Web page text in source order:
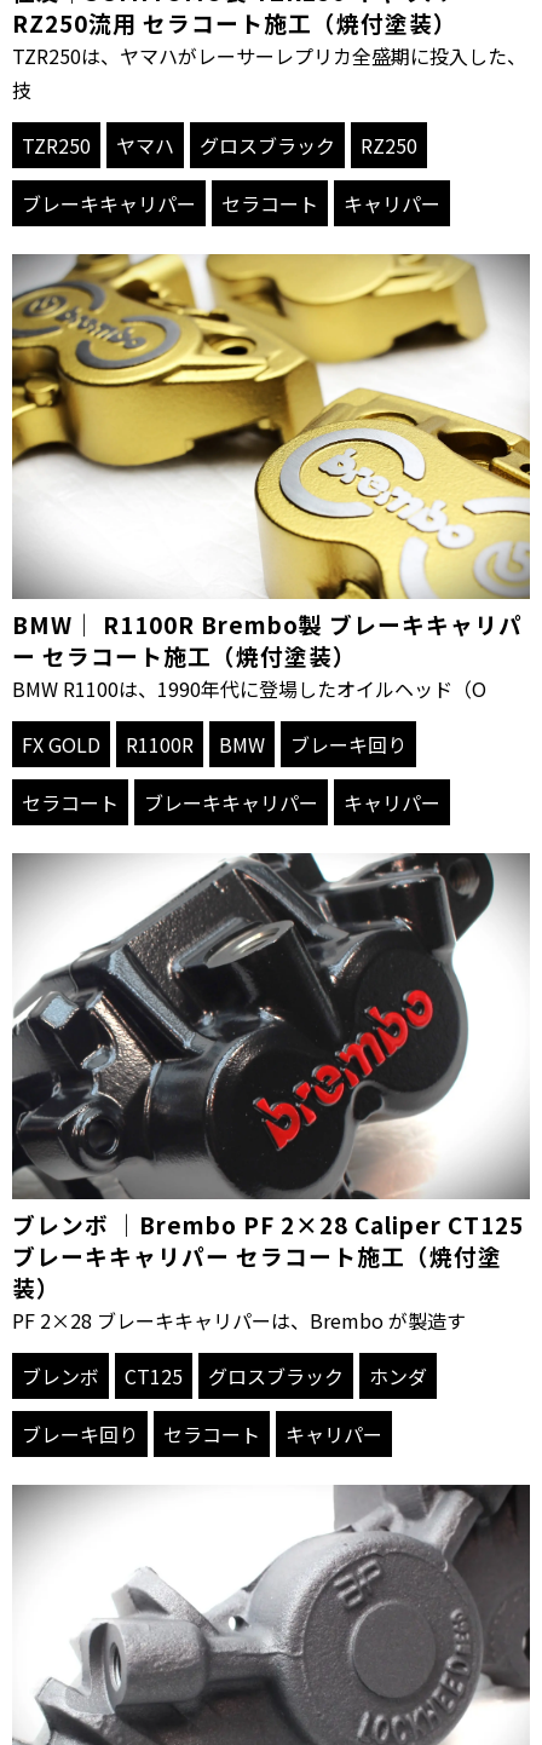
RZ250流用 セラコート施工（焼付塗装）
TZR250は、ヤマハがレーサーレプリカ全盛期に投入した、
技
TZR250
ヤマハ グロスブラック
RZ250
ブレーキキャリパー
セラコート キャリパー
BMW｜ R1100R Brembo製 ブレーキキャリパ
ー セラコート施工（焼付塗装）
BMW R1100は、1990年代に登場したオイルヘッド（O
FX GOLD
R1100R BMW
ブレーキ回り
セラコート
ブレーキキャリパー キャリパー
ブレンボ ｜Brembo PF 2×28 Caliper CT125
ブレーキキャリパー セラコート施工（焼付塗
装）
PF 2×28 ブレーキキャリパーは、Brembo が製造す
ブレンボ
CT125 グロスブラック
ホンダ
ブレーキ回り
セラコート キャリパー